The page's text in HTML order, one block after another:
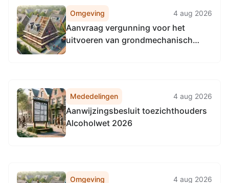
Omgeving 4 aug 2026
Aanvraag vergunning voor het
uitvoeren van grondmechanisch
Mededelingen 4 aug 2026
Aanwijzingsbesluit toezichthouders
Alcoholwet 2026
Omgeving 4 aug 2026